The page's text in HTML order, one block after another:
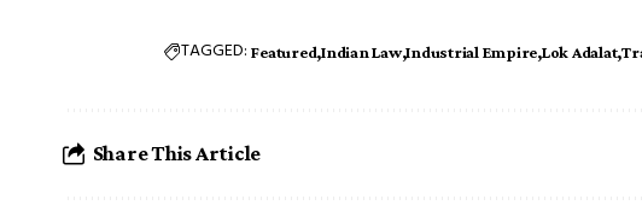
TAGGED: Featured Indian Law Industrial Empire Lok Adalat
Share This Article